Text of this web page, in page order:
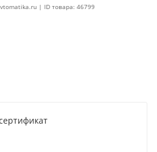
| ID товара: 46799